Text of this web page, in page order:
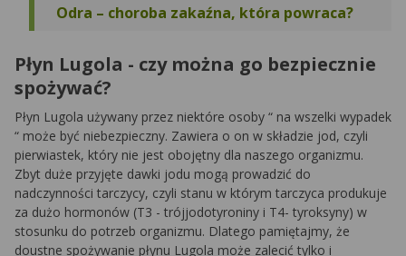
Odra – choroba zakaźna, która powraca?
Płyn Lugola - czy można go bezpiecznie
spożywać?
Płyn Lugola używany przez niektóre osoby “ na wszelki wypadek
“ może być niebezpieczny. Zawiera o on w składzie jod, czyli
pierwiastek, który nie jest obojętny dla naszego organizmu.
Zbyt duże przyjęte dawki jodu mogą prowadzić do
nadczynności tarczycy, czyli stanu w którym tarczyca produkuje
za dużo hormonów (T3 - trójjodotyroniny i T4- tyroksyny) w
stosunku do potrzeb organizmu. Dlatego pamiętajmy, że
doustne spożywanie płynu Lugola może zalecić tylko i